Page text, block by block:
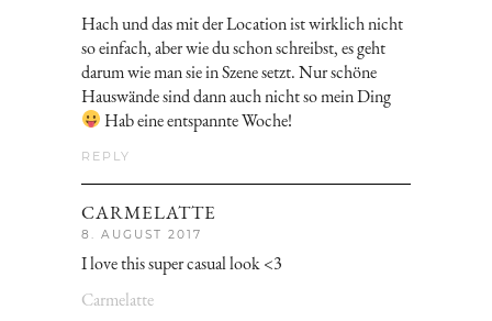
Hach und das mit der Location ist wirklich nicht
so einfach, aber wie du schon schreibst, es geht
darum wie man sie in Szene setzt. Nur schöne
Hauswände sind dann auch nicht so mein Ding
Hab eine entspannte Woche!
REPLY
CARMELATTE
8. AUGUST 2017
I love this super casual look <3
Carmelatte